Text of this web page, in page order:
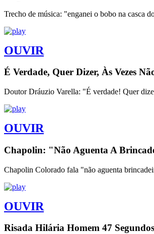
Trecho de música: "enganei o bobo na casca
OUVIR
É Verdade, Quer Dizer, Às Vezes
Doutor Dráuzio Varella: "É verdade! Quer
OUVIR
Chapolin: "Não Aguenta A
Chapolin Colorado fala "não aguenta
OUVIR
Risada Hilária Homem 47 Segundos